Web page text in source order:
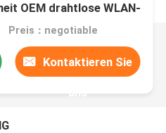
OEM drahtlose WLAN-
Preis：negotiable
Kontaktieren Sie
uns